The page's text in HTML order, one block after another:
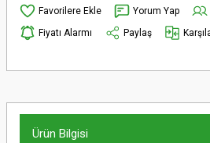
Yorum Yap
Fiyatı Alarmı
Paylaş
Ürün Bilgisi